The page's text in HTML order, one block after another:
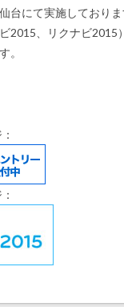
台にて実施しておりま
2015、リクナビ2015
。